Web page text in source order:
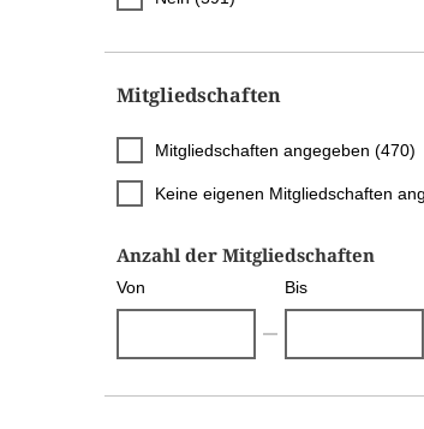
Mitgliedschaften
Mitgliedschaften angegeben (470)
Keine eigenen Mitgliedschaften
Anzahl der Mitgliedschaften
Von Bis